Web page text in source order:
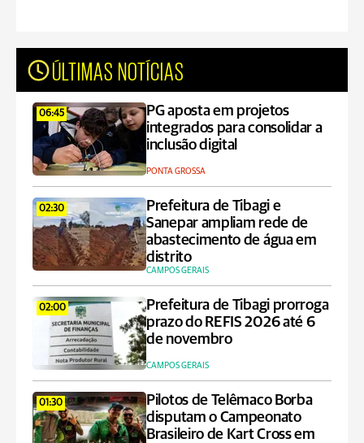
ÚLTIMAS NOTÍCIAS
06:45
PG aposta em projetos
integrados para consolidar a
inclusão digital
PONTA GROSSA
02:30
Prefeitura de Tibagi e
Sanepar ampliam rede de
abastecimento de água em
distrito
CAMPOS GERAIS
02:00
Prefeitura de Tibagi prorroga
prazo do REFIS 2026 até 6
de novembro
CAMPOS GERAIS
01:30
Pilotos de Telêmaco Borba
disputam o Campeonato
Brasileiro de Kart Cross em